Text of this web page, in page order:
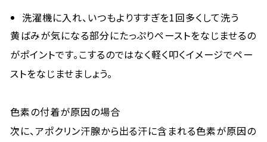
洗濯機に入れ、いつもよりすすぎを1回多くして洗う
黄ばみが気になる部分にたっぷりペーストをなじませるの
がポイントです。こするのではなく軽く叩くイメージでペー
ストをなじませましょう。
色素の付着が原因の場合
次に、アポクリン汗腺から出る汗に含まれる色素が原因の